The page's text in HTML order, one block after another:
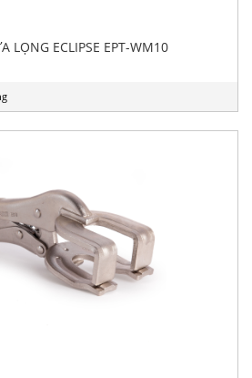
LỌNG ECLIPSE EPT-WM10